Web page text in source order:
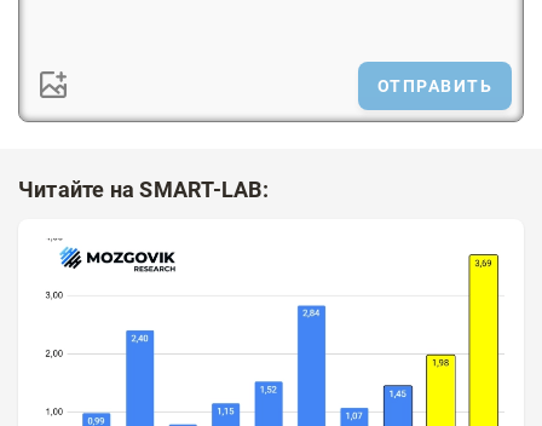
ОТПРАВИТЬ
Читайте на SMART-LAB: